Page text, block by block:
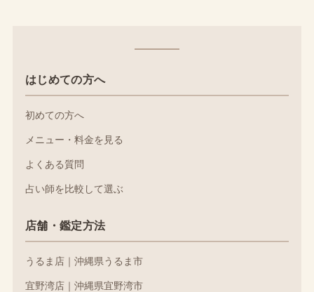
はじめての方へ
初めての方へ
メニュー・料金を見る
よくある質問
占い師を比較して選ぶ
店舗・鑑定方法
うるま店｜沖縄県うるま市
宜野湾店｜沖縄県宜野湾市